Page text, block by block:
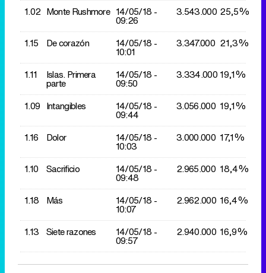
1.02 Monte Rushmore 14/05/18 -
09:26
3.543.000 25,5%
1.15 De corazón 14/05/18 -
10:01
3.347.000 21,3%
1.11 Islas. Primera
parte
14/05/18 -
09:50
3.334.000 19,1%
1.09 Intangibles 14/05/18 -
09:44
3.056.000 19,1%
1.16 Dolor 14/05/18 -
10:03
3.000.000 17,1%
1.10 Sacrificio 14/05/18 -
09:48
2.965.000 18,4%
1.18 Más 14/05/18 -
10:07
2.962.000 16,4%
1.13 Siete razones 14/05/18 -
09:57
2.940.000 16,9%